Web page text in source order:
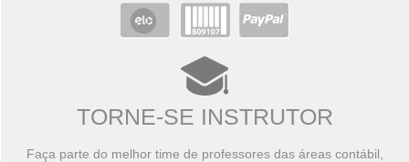
TORNE-SE INSTRUTOR
Faça parte do melhor time de professores das áreas contábil,